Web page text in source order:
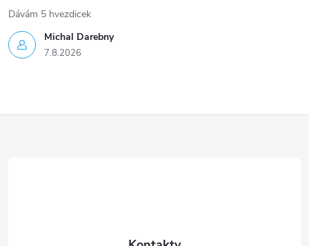
Michal Darebny
7.8.2026
Dávám 5 hvezdicek